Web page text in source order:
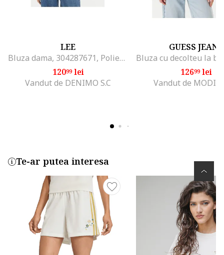
LEE
Bluza dama, 304287671, Poliester/Viscoza, Alb, Alb
12099lei
Vandut de DENIMO S.C
GUESS JEANS
12699lei
Vandut de
Te-ar putea interesa